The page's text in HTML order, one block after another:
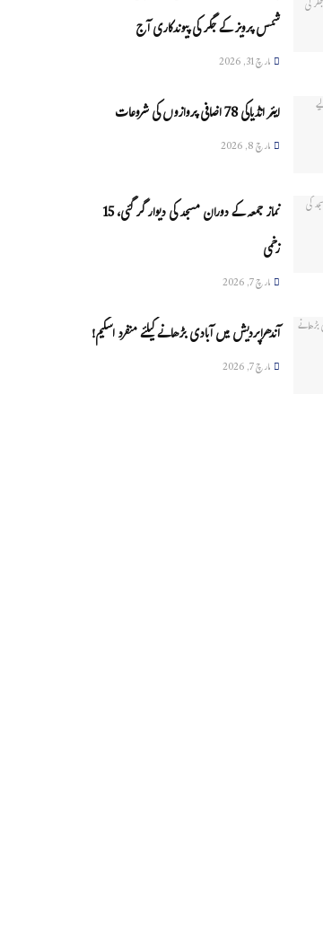
شمس پرویز کے جگر کی پیوندکاری آج
مارچ 31, 2026
ایئر انڈیاکی 78 اضافی پروازوں کی شروعات
مارچ 8, 2026
نماز جمعہ کے دوران مسجد کی دیوار گر گئی، 15
زخمی
مارچ 7, 2026
آندھراپردیش میں آبادی بڑھانے کیلئے منفرد اسکیم!
مارچ 7, 2026